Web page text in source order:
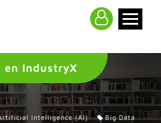
en IndustryX
intelligence (AI)
Big Data